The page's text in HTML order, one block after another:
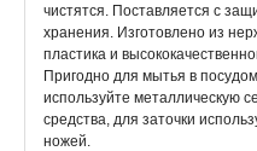
чистятся. Поставляется с
хранения. Изготовлено из
пластика и
Пригодно для мытья в
используйте металлическую
средства, для заточки
ножей.